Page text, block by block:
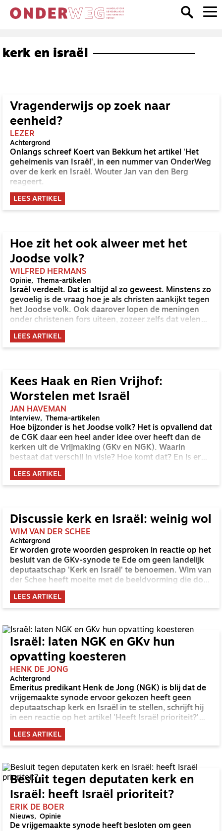
kerk en israël
Vragenderwijs op zoek naar
eenheid?
LEZER
Achtergrond
Onlangs schreef Koert van Bekkum het artikel 'Het
geheimenis van Israël', in een nummer van OnderWeg
over de kerk en Israël. Wouter Jan van den Berg
reageert.
LEES ARTIKEL
Hoe zit het ook alweer met het
Joodse volk?
WILFRED HERMANS
Opinie Thema-artikelen
Israël verdeelt. Dat is altijd al zo geweest. Minstens zo
gevoelig is de vraag hoe je als christen aankijkt tegen
het Joodse volk. Ook daarover lopen de meningen
onder christenen fors uiteen, zozeer zelfs dat velen
door de bomen het bos niet meer zien of zich er, door
alle meningsverschillen, niet meer druk over maken.
Een overzicht van de meest voorkomende
LEES ARTIKEL
Kees Haak en Rien Vrijhof:
Worstelen met Israël
JAN HAVEMAN
Interview Thema-artikelen
Hoe bijzonder is het Joodse volk? Het is opvallend dat
de CGK daar een heel ander idee over heeft dan de
kerken uit de Vrijmaking (GKv en NGK). Waarin
bestaat dat verschil in visie? Hoe komt dat? En is er
misschien een mogelijkheid om dichter bij elkaar te
komen? OnderWeg spreekt met Kees Haak,
missioloog en oud-docent aan de TU Kampen, en
LEES ARTIKEL
Discussie kerk en Israël: weinig wol
WIM VAN DER SCHEE
Achtergrond
Er worden grote woorden gesproken in reactie op het
besluit van de GKv-synode te Ede om geen landelijk
deputaatschap 'Kerk en Israël' te benoemen. Wim van
der Schee heeft moeite met de beeldvorming die door
zulke grote woorden ontstaat.
LEES ARTIKEL
Israël: laten NGK en GKv hun
opvatting koesteren
HENK DE JONG
Achtergrond
Emeritus predikant Henk de Jong (NGK) is blij dat de
vrijgemaakte synode ervoor gekozen heeft geen
deputaatschap kerk en Israël in te stellen, schrijft hij
in een reactie op het artikel 'Heeft Israël prioriteit?'
van Erik de Boer in OnderWeg nr. 3.
LEES ARTIKEL
Besluit tegen deputaten kerk en
Israël: heeft Israël prioriteit?
ERIK DE BOER
Nieuws Opinie
De vrijgemaakte synode heeft besloten om geen